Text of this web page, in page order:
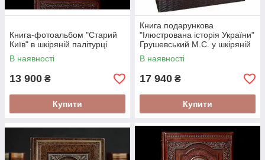
Прочитавши таке, Вам, напевно, захочеться побачити все
наяву.
Книга-фотоальбом "Старий
Київ" в шкіряній палітурці
В наявності
13 900 ₴
Купити
Книга подарункова
"Ілюстрована історія України"
Грушевський М.С. у шкіряній
палітурці та подарунковому
футлярі
В наявності
17 940 ₴
Купити